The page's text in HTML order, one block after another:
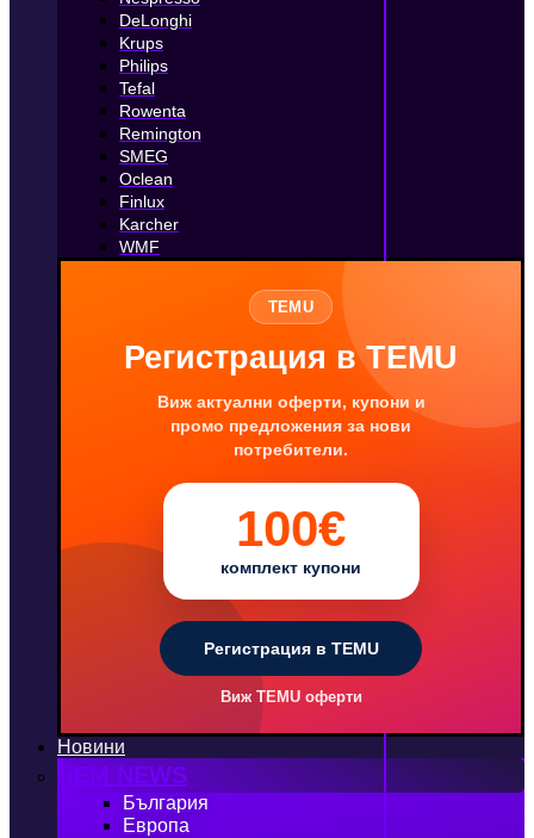
DeLonghi
Krups
Philips
Tefal
Rowenta
Remington
SMEG
Oclean
Finlux
Karcher
WMF
TEMU
Регистрация в TEMU
Виж актуални оферти, купони и
промо предложения за нови
потребители.
100€
комплект купони
Регистрация в TEMU
Виж TEMU оферти
Новини
iEM NEWS
България
Европа